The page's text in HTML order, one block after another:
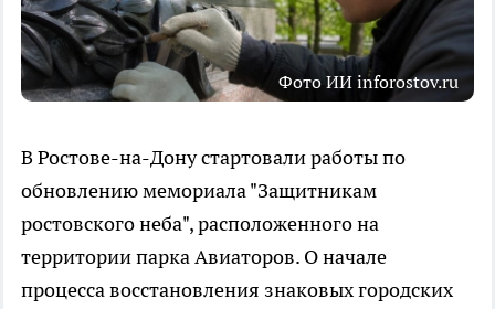
Фото ИИ inforostov.ru
В Ростове-на-Дону стартовали работы по
обновлению мемориала "Защитникам
ростовского неба", расположенного на
территории парка Авиаторов. О начале
процесса восстановления знаковых городских